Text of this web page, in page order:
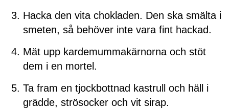
Hacka den vita chokladen. Den ska smälta i
smeten, så behöver inte vara fint hackad.
Mät upp kardemummakärnorna och stöt
dem i en mortel.
Ta fram en tjockbottnad kastrull och häll i
grädde, strösocker och vit sirap.